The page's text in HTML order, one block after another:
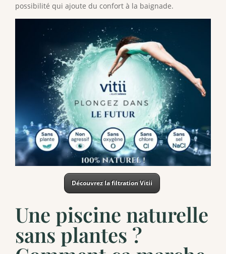
possibilité qui ajoute du confort à la baignade.
Découvrez la filtration Vitii
Une piscine naturelle
sans plantes ?